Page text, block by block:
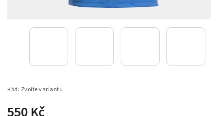
Kód: Zvolte variantu
550 Kč